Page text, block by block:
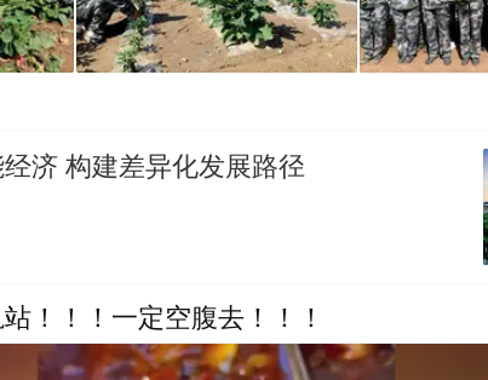
济 构建差异化发展路径
！！！一定空腹去！！！